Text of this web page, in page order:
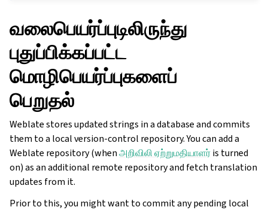
வலைபெயர்ப்புடிலிருந்து
புதுப்பிக்கப்பட்ட
மொழிபெயர்ப்புகளைப்
பெறுதல்
Weblate stores updated strings in a database and commits
them to a local version-control repository. You can add a
Weblate repository (whenஅறிவிலி ஏற்றுமதியாளர்is turned
on) as an additional remote repository and fetch translation
updates from it.
Prior to this, you might want to commit any pending local